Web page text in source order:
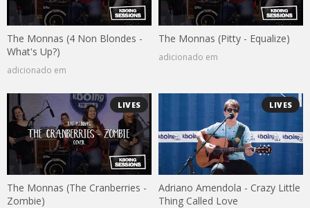
The Monnas (4 Non Blondes -
What's Up?)
adicionado em
The Monnas (Pitty - Equalize)
adicionado em
LIVES
The Monnas (The Cranberries -
Zombie)
LIVES
Adriano Amendola - Crazy Little
Thing Called Love